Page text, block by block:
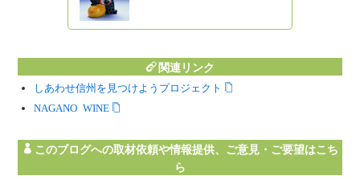
関連リンク
しあわせ信州を見つけようプロジェクト
NAGANO WINE
このブログへの取材依頼や情報提供、ご意見・ご要望はこち
ら